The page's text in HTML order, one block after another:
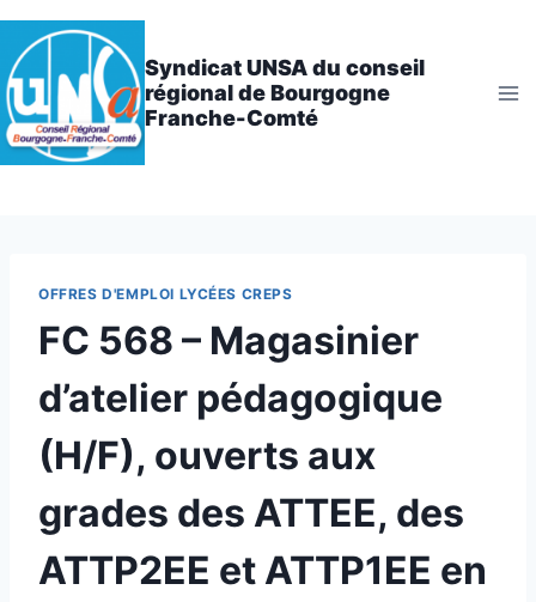
Aller
au
contenu
Syndicat UNSA du conseil
régional de Bourgogne
Franche-Comté
OFFRES D'EMPLOI LYCÉES CREPS
FC 568 – Magasinier
d’atelier pédagogique
(H/F), ouverts aux
grades des ATTEE, des
ATTP2EE et ATTP1EE en